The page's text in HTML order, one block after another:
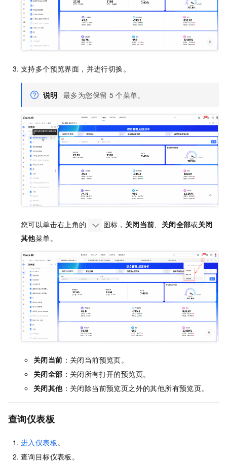
支持多个预览界面，并进行切换。
说明 最多为您保留 5 个菜单。
您可以单击右上角的 图标， 关闭当前、 关闭全部或关闭
其他菜单。
关闭当前 ：关闭当前预览页。
关闭全部 ：关闭所有打开的预览页。
关闭其他：关闭除当前预览页之外的其他所有预览页。
查询仪表板
进入仪表板 。
查询目标仪表板。